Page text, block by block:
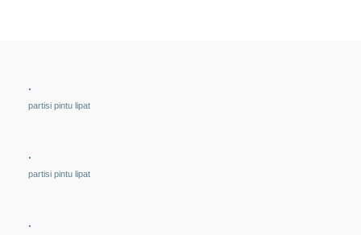
.
partisi pintu lipat
.
partisi pintu lipat
.